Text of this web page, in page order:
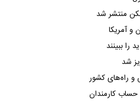
منتشر شد
و آمریکا
ببینند
راه‌های کشور